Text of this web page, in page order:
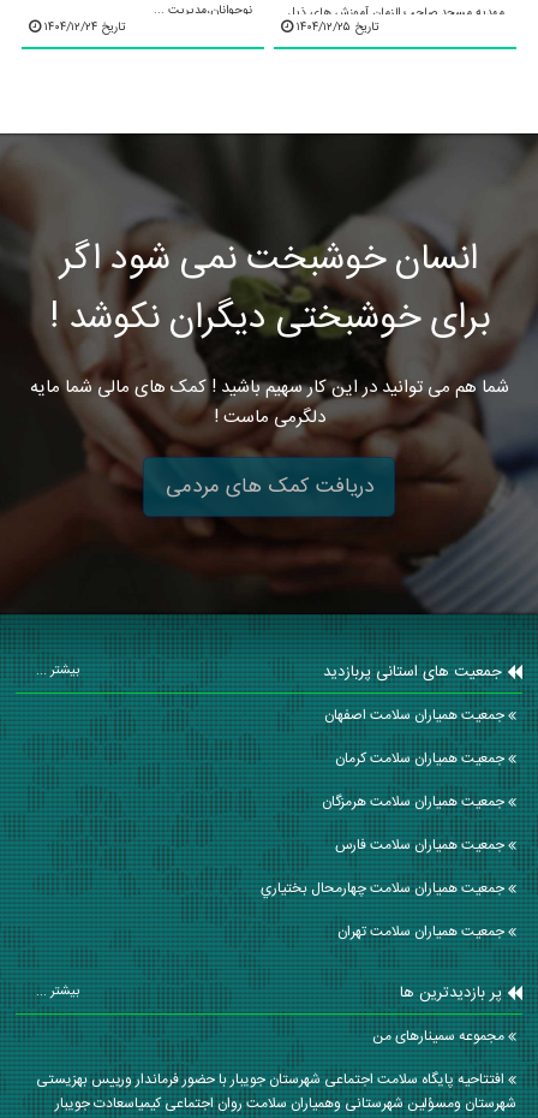
مهدیه مسجد صاحب الزمان آموزش های ذیل
تاریخ ۱۴۰۴/۱۲/۲۵
نوجوانان،مدیریت ...
تاریخ ۱۴۰۴/۱۲/۲۴
انسان خوشبخت نمی شود اگر
برای خوشبختی دیگران نکوشد !
شما هم می توانید در این کار سهیم باشید ! کمک های مالی شما مایه
دلگرمی ماست !
دریافت کمک های مردمی
جمعیت های استانی پربازدید بیشتر ...
جمعیت همیاران سلامت اصفهان
جمعیت همیاران سلامت كرمان
جمعیت همیاران سلامت هرمزگان
جمعیت همیاران سلامت فارس
جمعیت همیاران سلامت چهارمحال بختياري
جمعیت همیاران سلامت تهران
پر بازدیدترین ها بیشتر ...
مجموعه سمینارهای من
افتتاحیه پایگاه سلامت اجتماعی شهرستان جویبار با حضور فرماندار ورییس بهزیستی
شهرستان ومسؤلین شهرستانی وهمیاران سلامت روان اجتماعی کیمیاسعادت جویبار